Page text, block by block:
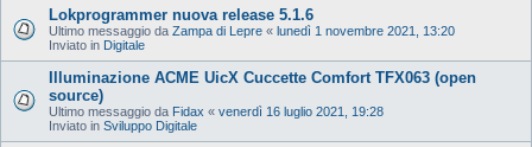
Lokprogrammer nuova release 5.1.6
Ultimo messaggio da Zampa di Lepre « lunedì 1 novembre 2021, 13:20
Inviato in Digitale
Illuminazione ACME UicX Cuccette Comfort TFX063 (open
source)
Ultimo messaggio da Fidax « venerdì 16 luglio 2021, 19:28
Inviato in Sviluppo Digitale